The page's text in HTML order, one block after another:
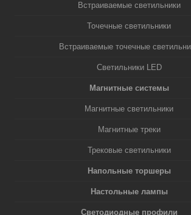
Встраиваемые светильники
Точечные светильники
Встраиваемые точечные
Светильники LED
Магнитные системы
Магнитные светильники
Магнитные треки
Трековые светильники
Напольные торшеры
Настольные лампы
Светодиодные профили